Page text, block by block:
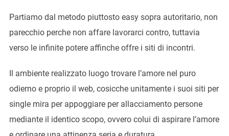
Partiamo dal metodo piuttosto easy sopra autoritario, non
parecchio perche non affare lavorarci contro, tuttavia
verso le infinite potere affinche offre i siti di incontri.
Il ambiente realizzato luogo trovare l’amore nel puro
odierno e proprio il web, cosicche unitamente i suoi siti per
single mira per appoggiare per allacciamento persone
mediante il identico scopo, ovvero colui di aspirare l’amore